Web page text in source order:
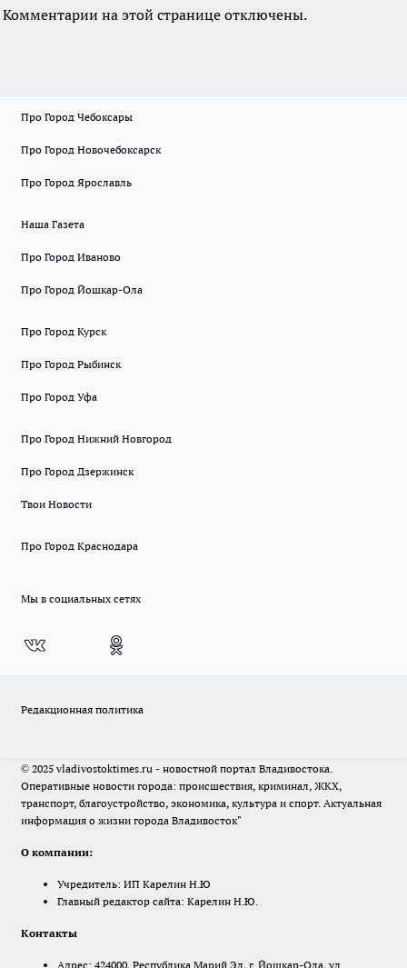
Комментарии на этой странице отключены.
Про Город Чебоксары
Про Город Новочебоксарск
Про Город Ярославль
Наша Газета
Про Город Иваново
Про Город Йошкар-Ола
Про Город Курск
Про Город Рыбинск
Про Город Уфа
Про Город Нижний Новгород
Про Город Дзержинск
Твои Новости
Про Город Краснодара
Мы в социальных сетях
Редакционная политика
© 2025 vladivostoktimes.ru - новостной портал Владивостока.
Оперативные новости города: происшествия, криминал, ЖКХ,
транспорт, благоустройство, экономика, культура и спорт. Актуальная
информация о жизни города Владивосток"
О компании:
Учредитель: ИП Карелин Н.Ю
Главный редактор сайта: Карелин Н.Ю.
Контакты
Адрес: 424000, Республика Марий Эл, г. Йошкар-Ола, ул.